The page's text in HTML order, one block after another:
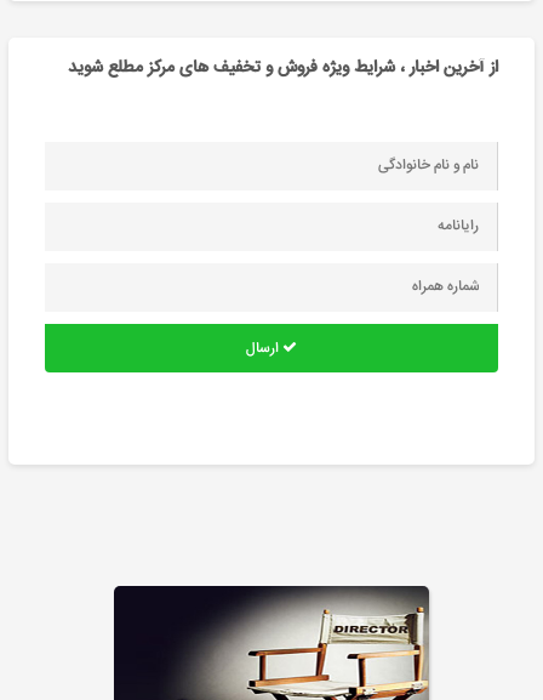
از آخرین اخبار ، شرایط ویژه فروش و تخفیف های مرکز مطلع شوید
ارسال